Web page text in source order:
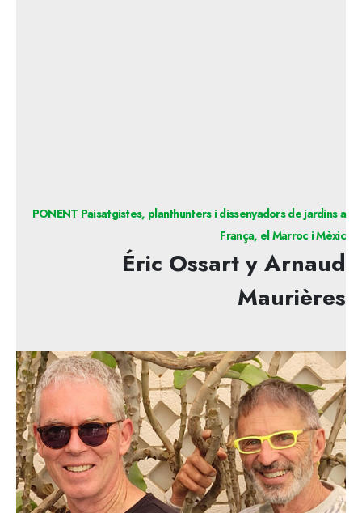
PONENT Paisatgistes, planthunters i dissenyadors de jardins a
França, el Marroc i Mèxic
Éric Ossart y Arnaud
Maurières